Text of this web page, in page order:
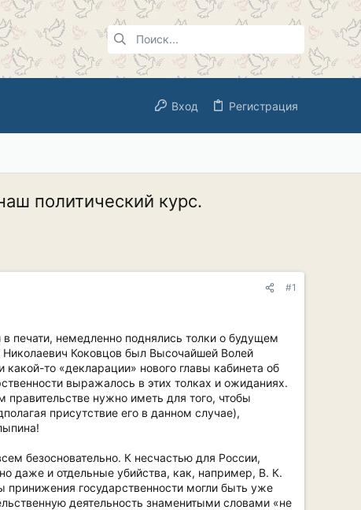
Вход Регистрация
политический курс.
#1
печати, немедленно поднялись толки о будущем
Коковцов был Высочайшей Волей
то «декларации» нового главы кабинета об
выражалось в этих толках и ожиданиях.
правительстве нужно иметь для того, чтобы
присутствие его в данном случае),
безосновательно. К несчастью для России,
даже и отдельные убийства, как, например, В. К.
государственности могли быть уже
деятельность знаменитыми словами «не